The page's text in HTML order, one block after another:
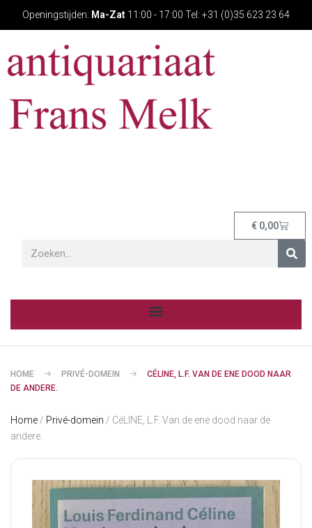
Openingstijden: Ma-Zat 11:00 - 17:00 Tel: +31 (0)35 623 23 64
€ 0,00
HOME PRIVÉ-DOMEIN
CÉLINE, L.F. VAN DE ENE DOOD NAAR
DE ANDERE.
Home / Privé-domein / CéLINE, L.F. Van de ene dood naar de
andere.